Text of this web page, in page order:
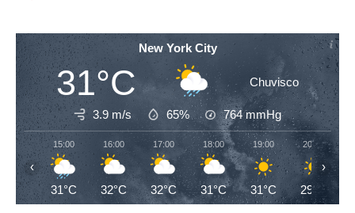
New York City
31°C Chuvisco
3.9 m/s 65% 764mmHg
15:00
31°C
16:00
32°C
17:00
32°C
18:00
31°C
19:00
31°C
20:00
29°C
‹ ›